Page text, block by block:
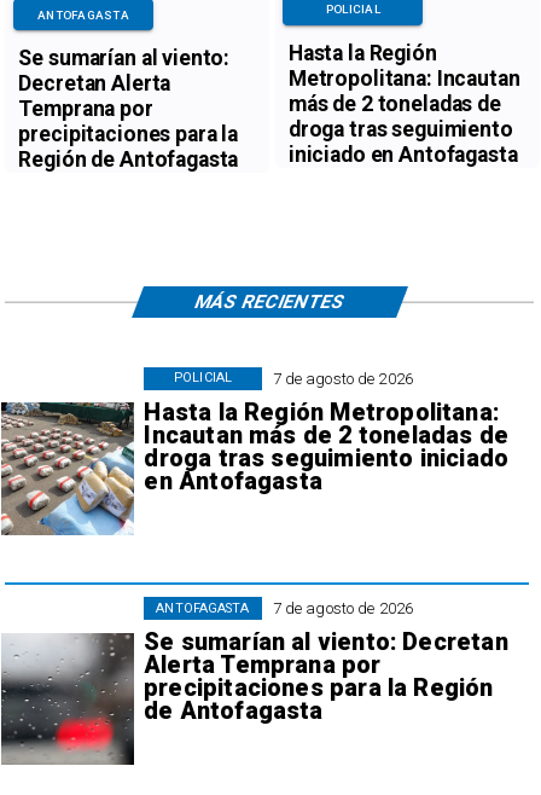
Se sumarían al viento:
Decretan Alerta
Temprana por
precipitaciones para la
Región de Antofagasta
ANTOFAGASTA
Hasta la Región
Metropolitana: Incautan
más de 2 toneladas de
droga tras seguimiento
iniciado en Antofagasta
POLICIAL
7 de agosto de 2026
Hasta la Región Metropolitana:
Incautan más de 2 toneladas de
droga tras seguimiento iniciado
en Antofagasta
POLICIAL
7 de agosto de 2026
Se sumarían al viento: Decretan
Alerta Temprana por
precipitaciones para la Región
de Antofagasta
ANTOFAGASTA
MÁS RECIENTES